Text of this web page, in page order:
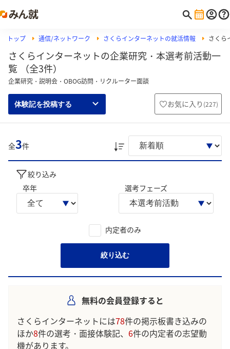
トップ 通信/ネットワーク さくらインターネットの就活情報 さくら
さくらインターネットの企業研究・本選考前活動一
覧 （全3件）
企業研究・説明会・OBOG訪問・リクルーター面談
体験記を投稿する お気に入り (227)
全3件
絞り込み
卒年
選考フェーズ
内定者のみ
絞り込む
無料の会員登録すると
さくらインターネットには78件の掲示板書き込みの
ほか8件の選考・面接体験記、 6件の内定者の志望動
機があります。